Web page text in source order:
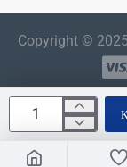
Copyright ©